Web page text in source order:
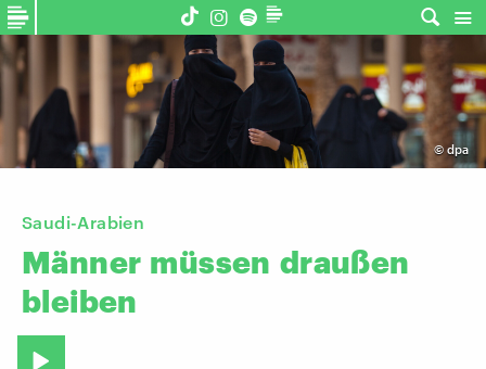
© dpa
Saudi-Arabien
Männer müssen draußen
bleiben